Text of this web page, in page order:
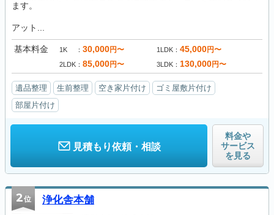
ます。
アット...
基本料金 1K 30,000円〜 1LDK 45,000円〜
2LDK 85,000円〜 3LDK 130,000円〜
遺品整理 生前整理 空き家片付け
ゴミ屋敷片付け
部屋片付け
見積もり依頼・相談
料金や
サービス
を見る
2位 浄化舎本舗